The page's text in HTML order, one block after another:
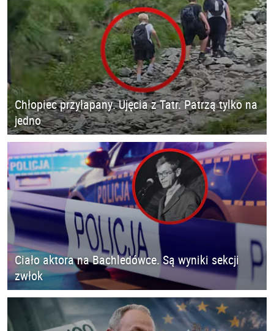
Chłopiec przyłapany. Ujęcia z Tatr. Patrzą tylko na
jedno
Ciało aktora na Bachledówce. Są wyniki sekcji
zwłok